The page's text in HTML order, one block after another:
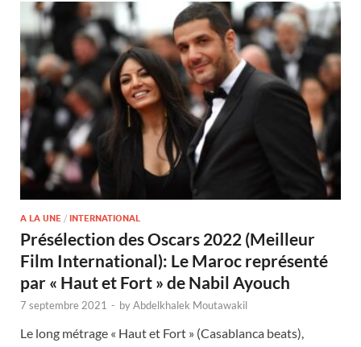
A LA UNE / INTERNATIONAL
Présélection des Oscars 2022 (Meilleur
Film International): Le Maroc représenté
par « Haut et Fort » de Nabil Ayouch
7 septembre 2021 - byAbdelkhalek Moutawakil
Le long métrage « Haut et Fort » (Casablanca beats),